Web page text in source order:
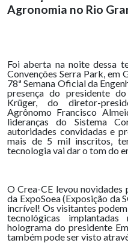
Agronomia no Rio
Foi aberta na noite dessa
Convenções Serra Park, em
78ª Semana Oficial da
presença do presidente
Krüger, do diretor-
Agrônomo Francisco
lideranças do Sistema
autoridades convidadas e
mais de 5 mil inscritos,
tecnologia vai dar o tom do
O Crea-CE levou novidades
da ExpoSoea (Exposição da
incrível! Os visitantes
tecnológicas
holograma do presidente
também pode ser visto